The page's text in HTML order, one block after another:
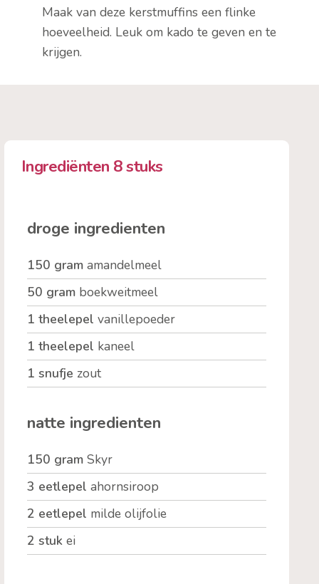
Maak van deze kerstmuffins een flinke
hoeveelheid. Leuk om kado te geven en te
krijgen.
Ingrediënten 8 stuks
droge ingredienten
150 gram amandelmeel
50 gram boekweitmeel
1 theelepel vanillepoeder
1 theelepel kaneel
1 snufje zout
natte ingredienten
150 gram Skyr
3 eetlepel ahornsiroop
2 eetlepel milde olijfolie
2 stuk ei